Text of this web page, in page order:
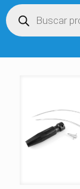
Búsqueda
de
productos